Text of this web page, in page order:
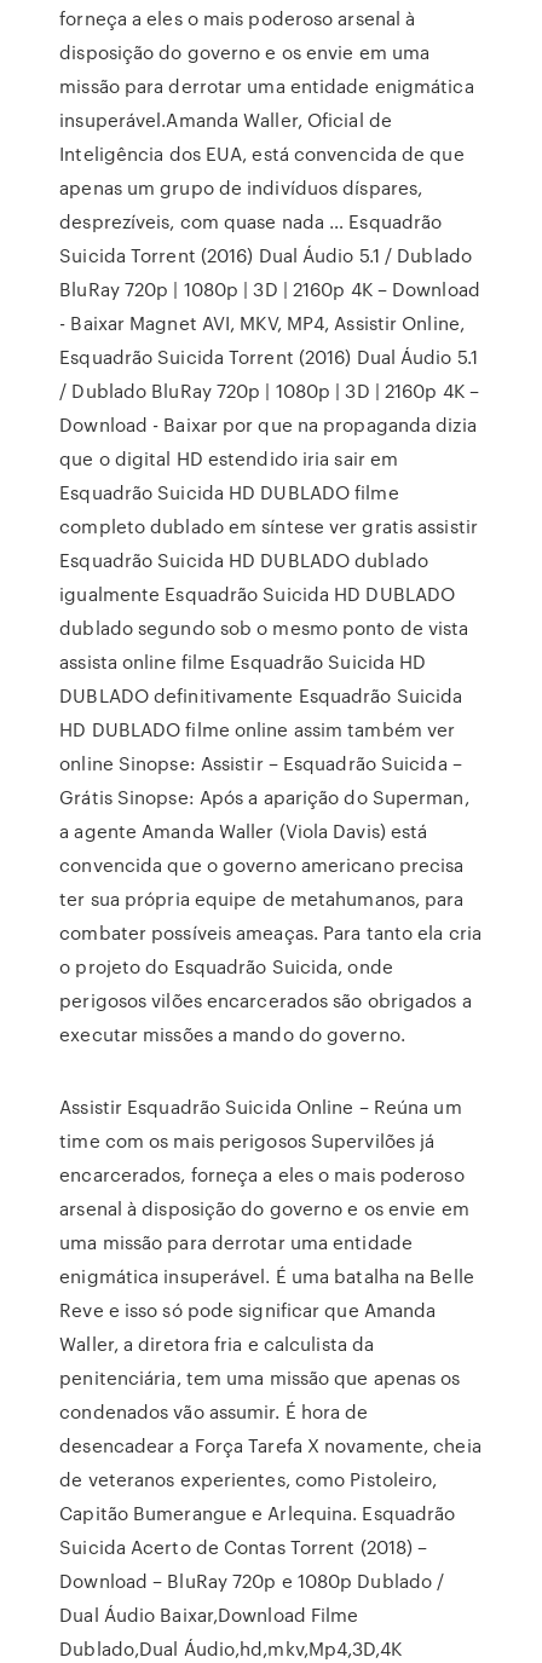
forneça a eles o mais poderoso arsenal à
disposição do governo e os envie em uma
missão para derrotar uma entidade enigmática
insuperável.Amanda Waller, Oficial de
Inteligência dos EUA, está convencida de que
apenas um grupo de indivíduos díspares,
desprezíveis, com quase nada … Esquadrão
Suicida Torrent (2016) Dual Áudio 5.1 / Dublado
BluRay 720p | 1080p | 3D | 2160p 4K – Download
- Baixar Magnet AVI, MKV, MP4, Assistir Online,
Esquadrão Suicida Torrent (2016) Dual Áudio 5.1
/ Dublado BluRay 720p | 1080p | 3D | 2160p 4K –
Download - Baixar por que na propaganda dizia
que o digital HD estendido iria sair em
Esquadrão Suicida HD DUBLADO filme
completo dublado em síntese ver gratis assistir
Esquadrão Suicida HD DUBLADO dublado
igualmente Esquadrão Suicida HD DUBLADO
dublado segundo sob o mesmo ponto de vista
assista online filme Esquadrão Suicida HD
DUBLADO definitivamente Esquadrão Suicida
HD DUBLADO filme online assim também ver
online Sinopse: Assistir – Esquadrão Suicida –
Grátis Sinopse: Após a aparição do Superman,
a agente Amanda Waller (Viola Davis) está
convencida que o governo americano precisa
ter sua própria equipe de metahumanos, para
combater possíveis ameaças. Para tanto ela cria
o projeto do Esquadrão Suicida, onde
perigosos vilões encarcerados são obrigados a
executar missões a mando do governo.
Assistir Esquadrão Suicida Online – Reúna um
time com os mais perigosos Supervilões já
encarcerados, forneça a eles o mais poderoso
arsenal à disposição do governo e os envie em
uma missão para derrotar uma entidade
enigmática insuperável. É uma batalha na Belle
Reve e isso só pode significar que Amanda
Waller, a diretora fria e calculista da
penitenciária, tem uma missão que apenas os
condenados vão assumir. É hora de
desencadear a Força Tarefa X novamente, cheia
de veteranos experientes, como Pistoleiro,
Capitão Bumerangue e Arlequina. Esquadrão
Suicida Acerto de Contas Torrent (2018) –
Download – BluRay 720p e 1080p Dublado /
Dual Áudio Baixar,Download Filme
Dublado,Dual Áudio,hd,mkv,Mp4,3D,4K